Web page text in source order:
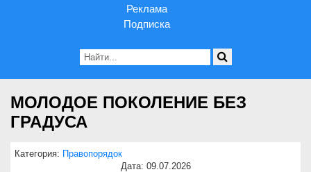
Реклама
Подписка
МОЛОДОЕ ПОКОЛЕНИЕ БЕЗ
ГРАДУСА
Категория: Правопорядок
Дата: 09.07.2026